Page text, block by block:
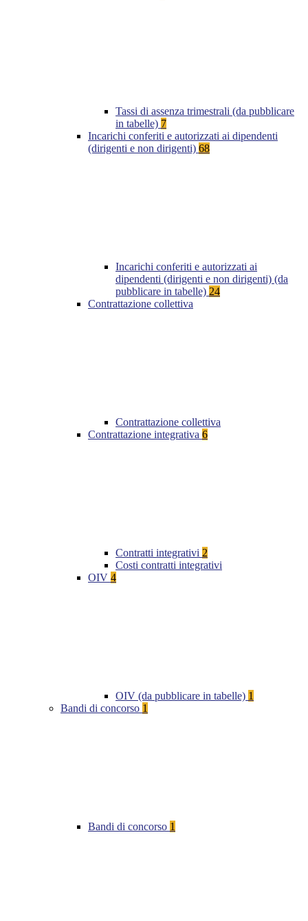
Tassi di assenza trimestrali (da pubblicare
in tabelle) 7
Incarichi conferiti e autorizzati ai dipendenti
(dirigenti e non dirigenti) 68
Incarichi conferiti e autorizzati ai
dipendenti (dirigenti e non dirigenti) (da
pubblicare in tabelle) 24
Contrattazione collettiva
Contrattazione collettiva
Contrattazione integrativa 6
Contratti integrativi 2
Costi contratti integrativi
OIV 4
OIV (da pubblicare in tabelle) 1
Bandi di concorso 1
Bandi di concorso 1